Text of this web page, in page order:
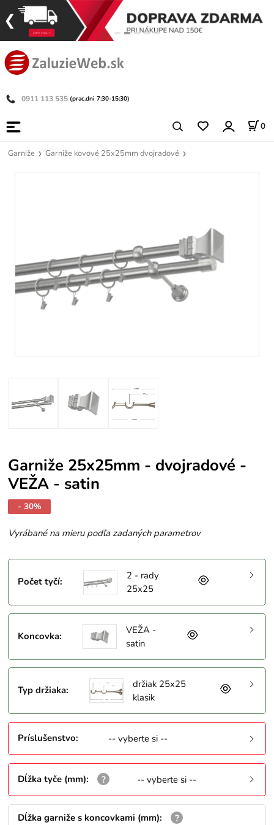
0911 113 535 (prac.dni 7:30-15:30)
0
Garniže Garniže kovové 25x25mm dvojradové
Garniže 25x25mm - dvojradové -
VEŽA - satin
- 30%
Vyrábané na mieru podľa zadaných parametrov
Počet tyčí:
2 - rady
25x25
Koncovka:
VEŽA -
satin
Typ držiaka:
držiak 25x25
klasik
Príslušenstvo: -- vyberte si --
Dĺžka tyče (mm): -- vyberte si --
Dĺžka garniže s koncovkami (mm):